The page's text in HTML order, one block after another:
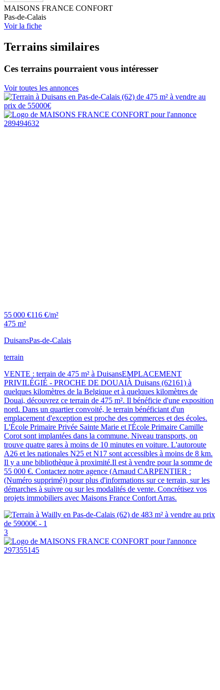
MAISONS FRANCE CONFORT
Pas-de-Calais
Voir la fiche
Terrains similaires
Ces terrains pourraient vous intéresser
Voir toutes les annonces
55 000 €116 €/m²
475 m²
DuisansPas-de-Calais
terrain
VENTE : terrain de 475 m² à DuisansEMPLACEMENT
PRIVILÉGIÉ - PROCHE DE DOUAIÀ Duisans (62161) à
quelques kilomètres de la Belgique et à quelques kilomètres de
Douai, découvrez ce terrain de 475 m². Il bénéficie d'une exposition
nord. Dans un quartier convoité, le terrain bénéficiant d'un
emplacement d'exception est proche des commerces et des écoles.
L'École Primaire Privée Sainte Marie et l'École Primaire Camille
Corot sont implantées dans la commune. Niveau transports, on
trouve quatre gares à moins de 10 minutes en voiture. L'autoroute
A26 et les nationales N25 et N17 sont accessibles à moins de 8 km.
Il y a une bibliothèque à proximité.Il est à vendre pour la somme de
55 000 €. Contactez notre agence (Arnaud CARPENTIER :
(Numéro supprimé)) pour plus d'informations sur ce terrain, sur les
démarches à suivre ou sur les modalités de vente. Concrétisez vos
projets immobiliers avec Maisons France Confort Arras.
3